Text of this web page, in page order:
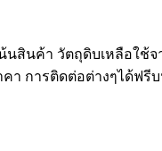
นสินค้า วัตถุดิบเหลือ
า การติดต่อต่างๆได้ฟรีบ